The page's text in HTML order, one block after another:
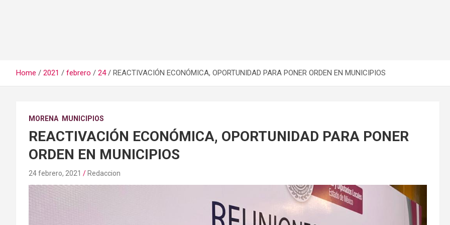
Home 2021 febrero 24 REACTIVACIÓN ECONÓMICA, OPORTUNIDAD PARA PONER ORDEN EN MUNICIPIOS
MORENA MUNICIPIOS
REACTIVACIÓN ECONÓMICA, OPORTUNIDAD PARA PONER
ORDEN EN MUNICIPIOS
24 febrero, 2021 Redaccion